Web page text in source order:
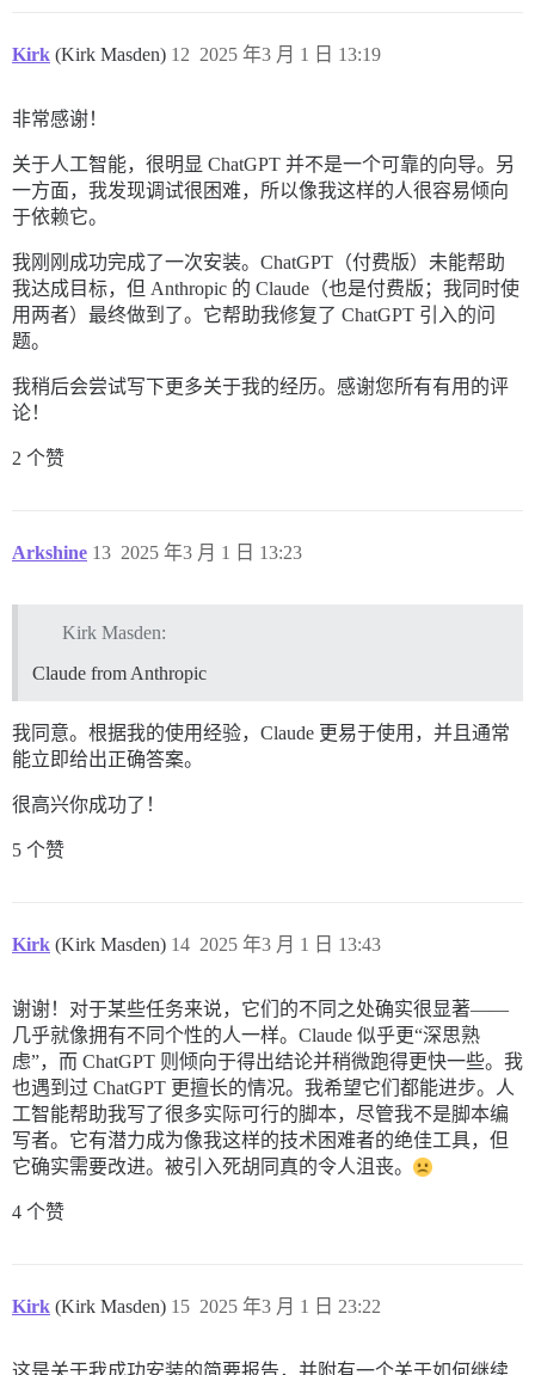
Kirk (Kirk Masden) 2025 年3 月 1 日 13:19
12
非常感谢！
关于人工智能，很明显 ChatGPT 并不是一个可靠的向导。另
一方面，我发现调试很困难，所以像我这样的人很容易倾向
于依赖它。
我刚刚成功完成了一次安装。ChatGPT（付费版）未能帮助
我达成目标，但 Anthropic 的 Claude（也是付费版；我同时使
用两者）最终做到了。它帮助我修复了 ChatGPT 引入的问
题。
我稍后会尝试写下更多关于我的经历。感谢您所有有用的评
论！
2 个赞
Arkshine 2025 年3 月 1 日 13:23
13
Kirk Masden:
Claude from Anthropic
我同意。根据我的使用经验，Claude 更易于使用，并且通常
能立即给出正确答案。
很高兴你成功了！
5 个赞
Kirk (Kirk Masden) 2025 年3 月 1 日 13:43
14
谢谢！对于某些任务来说，它们的不同之处确实很显著——
几乎就像拥有不同个性的人一样。Claude 似乎更“深思熟
虑”，而 ChatGPT 则倾向于得出结论并稍微跑得更快一些。我
也遇到过 ChatGPT 更擅长的情况。我希望它们都能进步。人
工智能帮助我写了很多实际可行的脚本，尽管我不是脚本编
写者。它有潜力成为像我这样的技术困难者的绝佳工具，但
它确实需要改进。被引入死胡同真的令人沮丧。
4 个赞
Kirk (Kirk Masden) 2025 年3 月 1 日 23:22
15